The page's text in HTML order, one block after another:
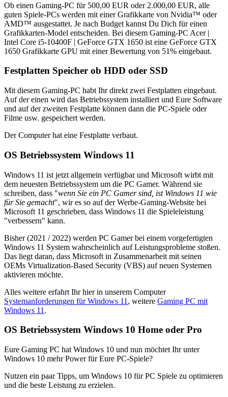
Ob einen Gaming-PC für 500,00 EUR oder 2.000,00 EUR, alle
guten Spiele-PCs werden mit einer Grafikkarte von Nvidia™ oder
AMD™ ausgestattet. Je nach Budget kannst Du Dich für einen
Grafikkarten-Model entscheiden. Bei diesem Gaming-PC Acer |
Intel Core i5-10400F | GeForce GTX 1650 ist eine GeForce GTX
1650 Grafikkarte GPU mit einer Bewertung von 51% eingebaut.
Festplatten Speicher ob HDD oder SSD
Mit diesem Gaming-PC habt Ihr direkt zwei Festplatten eingebaut.
Auf der einen wird das Betriebssystem installiert und Eure Software
und auf der zweiten Festplatte können dann die PC-Spiele oder
Filme usw. gespeichert werden.
Der Computer hat eine Festplatte verbaut.
OS Betriebssystem Windows 11
Windows 11 ist jetzt allgemein verfügbar und Microsoft wirbt mit
dem neuesten Betriebssystem um die PC Gamer. Während sie
schreiben, dass "wenn Sie ein PC Gamer sind, ist Windows 11 wie
für Sie gemacht", wir es so auf der Werbe-Gaming-Website bei
Microsoft 11 geschrieben, dass Windows 11 die Spieleleistung
"verbessern" kann.
Bisher (2021 / 2022) werden PC Gamer bei einem vorgefertigten
Windows 11 System wahrscheinlich auf Leistungsprobleme stoßen.
Das liegt daran, dass Microsoft in Zusammenarbeit mit seinen
OEMs Virtualization-Based Security (VBS) auf neuen Systemen
aktivieren möchte.
Alles weitere erfahrt Ihr hier in unserem Computer
Systemanforderungen für Windows 11 , weitere Gaming PC mit
Windows 11 .
OS Betriebssystem Windows 10 Home oder Pro
Eure Gaming PC hat Windows 10 und nun möchtet Ihr unter
Windows 10 mehr Power für Eure PC-Spiele?
Nutzen ein paar Tipps, um Windows 10 für PC Spiele zu optimieren
und die beste Leistung zu erzielen.